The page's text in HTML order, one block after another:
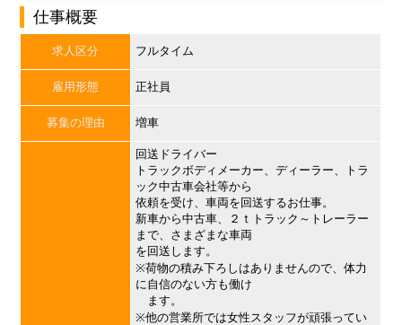
仕事概要
求人区分 フルタイム
雇用形態 正社員
募集の理由 増車
回送ドライバー
トラックボディメーカー、ディーラー、トラ
ック中古車会社等から
依頼を受け、車両を回送するお仕事。
新車から中古車、２ｔトラック～トレーラー
まで、さまざまな車両
を回送します。
※荷物の積み下ろしはありませんので、体力
に自信のない方も働け
ます。
※他の営業所では女性スタッフが頑張ってい